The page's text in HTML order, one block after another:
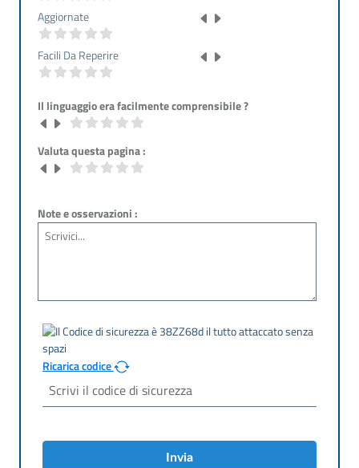
Aggiornate
Facili Da Reperire
Il linguaggio era facilmente comprensibile ?
Valuta questa pagina :
Note e osservazioni :
Ricarica codice
Invia